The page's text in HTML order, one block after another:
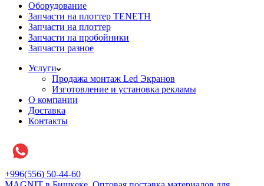
Оборудование
Запчасти на плоттер TENETH
Запчасти на плоттер
Запчасти на пробойники
Запчасти разное
Услуги
Продажа монтаж Led Экранов
Изготовление и установка рекламы
О компании
Доставка
Контакты
+996(556) 50-44-60